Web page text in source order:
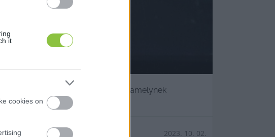
it
cookies on
Nemzeti Színház október 4-én, amelynek
2023. 10. 02.